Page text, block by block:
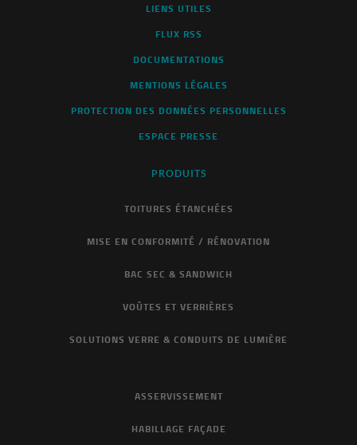
LIENS UTILES
FLUX RSS
DOCUMENTATIONS
MENTIONS LÉGALES
PROTECTION DES DONNÉES PERSONNELLES
ESPACE PRESSE
PRODUITS
TOITURES ÉTANCHÉES
MISE EN CONFORMITÉ / RÉNOVATION
BAC SEC & SANDWICH
VOÛTES ET VERRIÈRES
SOLUTIONS VERRE & CONDUITS DE LUMIÈRE
ASSERVISSEMENT
HABILLAGE FAÇADE